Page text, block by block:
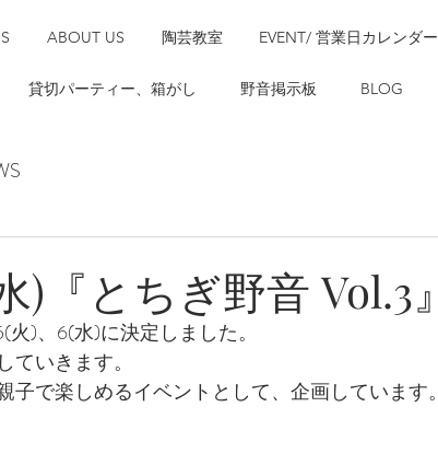
ABOUT US 陶芸教室 EVENT/ 営業日カレンダー
貸切パーティー、箱がし 野音掲示板 BLOG
)『とちぎ野音 Vol.3』
)、6(水)に決定しました。
いきます。
子で楽しめるイベントとして、企画しています。